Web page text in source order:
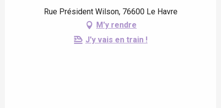
Rue Président Wilson, 76600 Le Havre
M'y rendre
J'y vais en train !